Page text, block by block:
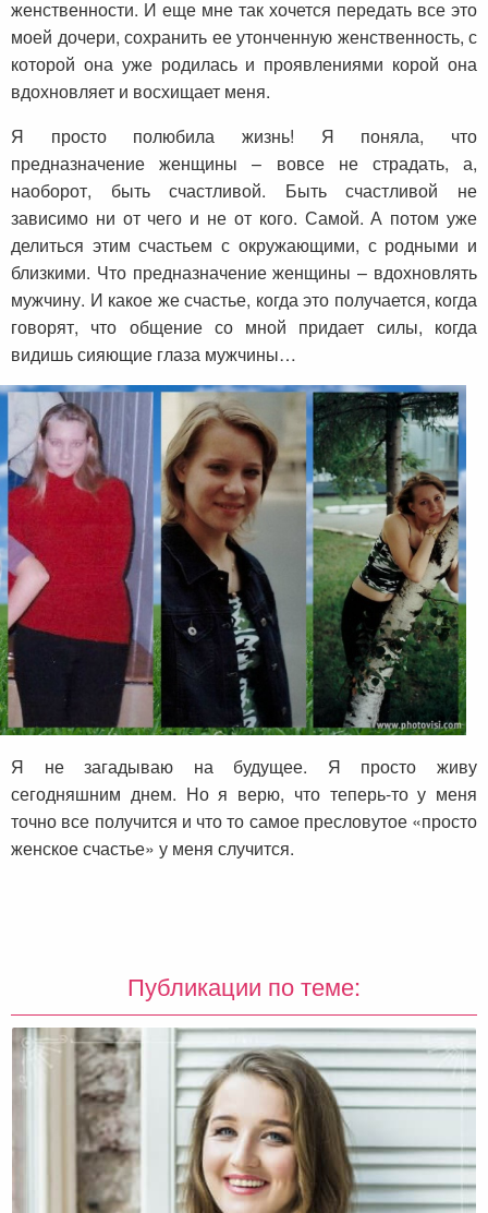
женственности. И еще мне так хочется передать все это
моей дочери, сохранить ее утонченную женственность, с
которой она уже родилась и проявлениями корой она
вдохновляет и восхищает меня.
Я просто полюбила жизнь! Я поняла, что
предназначение женщины – вовсе не страдать, а,
наоборот, быть счастливой. Быть счастливой не
зависимо ни от чего и не от кого. Самой. А потом уже
делиться этим счастьем с окружающими, с родными и
близкими. Что предназначение женщины – вдохновлять
мужчину. И какое же счастье, когда это получается, когда
говорят, что общение со мной придает силы, когда
видишь сияющие глаза мужчины…
Я не загадываю на будущее. Я просто живу
сегодняшним днем. Но я верю, что теперь-то у меня
точно все получится и что то самое пресловутое «просто
женское счастье» у меня случится.
Публикации по теме: